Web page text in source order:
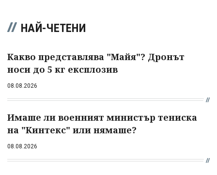
НАЙ-ЧЕТЕНИ
Какво представлява "Майя"? Дронът
носи до 5 кг експлозив
08.08.2026
Имаше ли военният министър тениска
на "Кинтекс" или нямаше?
08.08.2026